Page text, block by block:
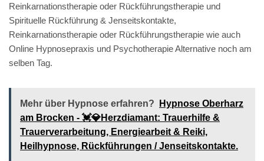
Reinkarnationstherapie oder Rückführungstherapie und
Spirituelle Rückführung & Jenseitskontakte,
Reinkarnationstherapie oder Rückführungstherapie wie auch
Online Hypnosepraxis und Psychotherapie Alternative noch am
selben Tag.
Mehr über Hypnose erfahren?
Hypnose Oberharz
am Brocken - 💓️💎Herzdiamant: Trauerhilfe &
Trauerverarbeitung, Energiearbeit & Reiki,
Heilhypnose, Rückführungen / Jenseitskontakte.